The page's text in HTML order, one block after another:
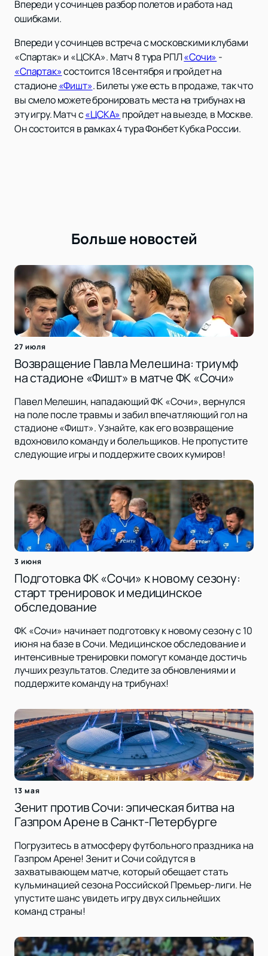
Впереди у сочинцев разбор полетов и работа над
ошибками.
Впереди у сочинцев встреча с московскими клубами
«Спартак» и «ЦСКА». Матч 8 тура РПЛ«Сочи» -
«Спартак»состоится 18 сентября и пройдет на
стадионе«Фишт». Билеты уже есть в продаже, так что
вы смело можете бронировать места на трибунах на
эту игру. Матч с«ЦСКА» пройдет на выезде, в Москве.
Он состоится в рамках 4 тура Фонбет Кубка России.
Больше новостей
27 июля
Возвращение Павла Мелешина: триумф
на стадионе «Фишт» в матче ФК «Сочи»
Павел Мелешин, нападающий ФК «Сочи», вернулся
на поле после травмы и забил впечатляющий гол на
стадионе «Фишт». Узнайте, как его возвращение
вдохновило команду и болельщиков. Не пропустите
следующие игры и поддержите своих кумиров!
3 июня
Подготовка ФК «Сочи» к новому сезону:
старт тренировок и медицинское
обследование
ФК «Сочи» начинает подготовку к новому сезону с 10
июня на базе в Сочи. Медицинское обследование и
интенсивные тренировки помогут команде достичь
лучших результатов. Следите за обновлениями и
поддержите команду на трибунах!
13 мая
Зенит против Сочи: эпическая битва на
Газпром Арене в Санкт-Петербурге
Погрузитесь в атмосферу футбольного праздника на
Газпром Арене! Зенит и Сочи сойдутся в
захватывающем матче, который обещает стать
кульминацией сезона Российской Премьер-лиги. Не
упустите шанс увидеть игру двух сильнейших
команд страны!